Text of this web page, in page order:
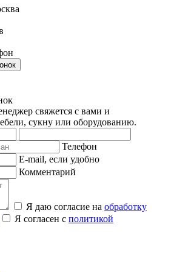
свяжется с вами и
сукну или оборудованию.
Телефон
E-mail, если удобно
Комментарий
Я даю согласие на обработку
Я согласен с политикой